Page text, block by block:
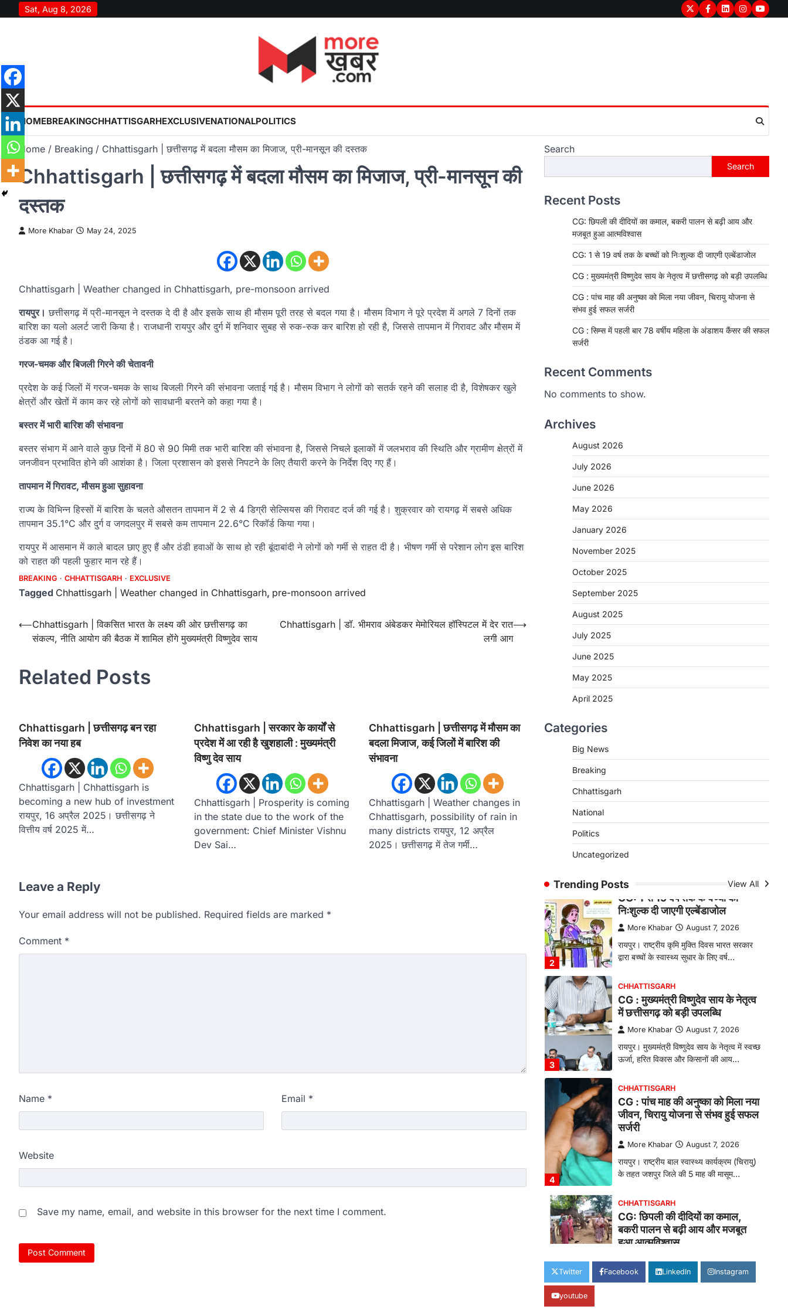
to
Sat, Aug 8, 2026
TwitterFacebook
LinkedInInstagram
HOMEBREAKINGCHHATTISGARHEXCLUSIVENATIONALPOLITICS
Home Breaking Chhattisgarh | छत्तीसगढ़ में बदला मौसम का मिजाज, प्री-मानसून की दस्तक
Chhattisgarh | छत्तीसगढ़ में बदला मौसम का मिजाज, प्री-मानसून की
दस्तक
More Khabar May 24, 2025
Chhattisgarh | Weather changed in Chhattisgarh, pre-monsoon arrived
रायपुर। छत्तीसगढ़ में प्री-मानसून ने दस्तक दे दी है और इसके साथ ही मौसम पूरी तरह से बदल गया है। मौसम विभाग ने पूरे प्रदेश में अगले 7 दिनों तक
बारिश का यलो अलर्ट जारी किया है। राजधानी रायपुर और दुर्ग में शनिवार सुबह से रुक-रुक कर बारिश हो रही है, जिससे तापमान में गिरावट और मौसम में
ठंडक आ गई है।
गरज-चमक और बिजली गिरने की चेतावनी
प्रदेश के कई जिलों में गरज-चमक के साथ बिजली गिरने की संभावना जताई गई है। मौसम विभाग ने लोगों को सतर्क रहने की सलाह दी है, विशेषकर खुले
क्षेत्रों और खेतों में काम कर रहे लोगों को सावधानी बरतने को कहा गया है।
बस्तर में भारी बारिश की संभावना
बस्तर संभाग में आने वाले कुछ दिनों में 80 से 90 मिमी तक भारी बारिश की संभावना है, जिससे निचले इलाकों में जलभराव की स्थिति और ग्रामीण क्षेत्रों में
जनजीवन प्रभावित होने की आशंका है। जिला प्रशासन को इससे निपटने के लिए तैयारी करने के निर्देश दिए गए हैं।
तापमान में गिरावट, मौसम हुआ सुहावना
राज्य के विभिन्न हिस्सों में बारिश के चलते औसतन तापमान में 2 से 4 डिग्री सेल्सियस की गिरावट दर्ज की गई है। शुक्रवार को रायगढ़ में सबसे अधिक
तापमान 35.1°C और दुर्ग व जगदलपुर में सबसे कम तापमान 22.6°C रिकॉर्ड किया गया।
रायपुर में आसमान में काले बादल छाए हुए हैं और ठंडी हवाओं के साथ हो रही बूंदाबांदी ने लोगों को गर्मी से राहत दी है। भीषण गर्मी से परेशान लोग इस बारिश
को राहत की पहली फुहार मान रहे हैं।
BREAKING CHHATTISGARH EXCLUSIVE
Tagged Chhattisgarh | Weather changed in Chhattisgarh, pre-monsoon arrived
Post
navigation
⟵Chhattisgarh | विकसित भारत के लक्ष्य की ओर छत्तीसगढ़ का
संकल्प, नीति आयोग की बैठक में शामिल होंगे मुख्यमंत्री विष्णुदेव साय
Chhattisgarh | डॉ. भीमराव अंबेडकर मेमोरियल हॉस्पिटल में देर रात
लगी आग
⟶
Related Posts
Chhattisgarh | छत्तीसगढ़ बन रहा
निवेश का नया हब
Chhattisgarh | Chhattisgarh is
becoming a new hub of investment
रायपुर, 16 अप्रैल 2025। छत्तीसगढ़ ने
वित्तीय वर्ष 2025 में…
Chhattisgarh | सरकार के कार्यों से
प्रदेश में आ रही है खुशहाली : मुख्यमंत्री
विष्णु देव साय
Chhattisgarh | Prosperity is coming
in the state due to the work of the
government: Chief Minister Vishnu
Dev Sai…
Chhattisgarh | छत्तीसगढ़ में मौसम का
बदला मिजाज, कई जिलों में बारिश की
संभावना
Chhattisgarh | Weather changes in
Chhattisgarh, possibility of rain in
many districts रायपुर, 12 अप्रैल
2025। छत्तीसगढ़ में तेज गर्मी…
Leave a Reply
Your email address will not be published. Required fields are marked *
Comment *
Name * Email *
Website
Save my name, email, and website in this browser for the next time I comment.
Search
Search
Recent Posts
CG: छिपली की दीदियों का कमाल, बकरी पालन से बढ़ी आय और
मजबूत हुआ आत्मविश्वास
CG: 1 से 19 वर्ष तक के बच्चों को निःशुल्क दी जाएगी एल्बेंडाजोल
CG : मुख्यमंत्री विष्णुदेव साय के नेतृत्व में छत्तीसगढ़ को बड़ी उपलब्धि
CG : पांच माह की अनुष्का को मिला नया जीवन, चिरायु योजना से
संभव हुई सफल सर्जरी
CG : सिम्स में पहली बार 78 वर्षीय महिला के अंडाशय कैंसर की सफल
सर्जरी
Recent Comments
No comments to show.
Archives
August 2026
July 2026
June 2026
May 2026
January 2026
November 2025
October 2025
September 2025
August 2025
July 2025
June 2025
May 2025
April 2025
Categories
Big News
Breaking
Chhattisgarh
National
Politics
Uncategorized
Trending Posts View All
CHHATTISGARH
निःशुल्क दी जाएगी एल्बेंडाजोल
CHHATTISGARH
CG : मुख्यमंत्री विष्णुदेव साय के नेतृत्व
में छत्तीसगढ़ को बड़ी उपलब्धि
More Khabar
रायपुर। मुख्यमंत्री विष्णुदेव साय के नेतृत्व में स्वच्छ
ऊर्जा, हरित विकास और किसानों की आय…
CG : पांच माह की अनुष्का को मिला नया
CG: छिपली की दीदियों का कमाल,
बकरी पालन से बढ़ी आय और मजबूत
More Khabar August 7, 2026
रायपुर। ग्रामीण महिलाओं को आर्थिक रूप से
सशक्त बनाने की दिशा में जिले के नगरी…
2
CHHATTISGARH
CG: 1 से 19 वर्ष तक के बच्चों को
निःशुल्क दी जाएगी एल्बेंडाजोल
More Khabar August 7, 2026
रायपुर। राष्ट्रीय कृमि मुक्ति दिवस भारत सरकार
द्वारा बच्चों के स्वास्थ्य सुधार के लिए वर्ष…
3
CHHATTISGARH
CG : मुख्यमंत्री विष्णुदेव साय के नेतृत्व
में छत्तीसगढ़ को बड़ी उपलब्धि
More Khabar August 7, 2026
रायपुर। मुख्यमंत्री विष्णुदेव साय के नेतृत्व में स्वच्छ
ऊर्जा, हरित विकास और किसानों की आय…
4
CHHATTISGARH
CG : पांच माह की अनुष्का को मिला नया
जीवन, चिरायु योजना से संभव हुई सफल
सर्जरी
More Khabar August 7, 2026
रायपुर। राष्ट्रीय बाल स्वास्थ्य कार्यक्रम (चिरायु)
के तहत जशपुर जिले की 5 माह की मासूम…
1
CHHATTISGARH
CG: छिपली की दीदियों का कमाल,
बकरी पालन से बढ़ी आय और मजबूत
हुआ आत्मविश्वास
More Khabar August 7, 2026
रायपुर। ग्रामीण महिलाओं को आर्थिक रूप से
Twitter Facebook LinkedIn Instagram
youtube